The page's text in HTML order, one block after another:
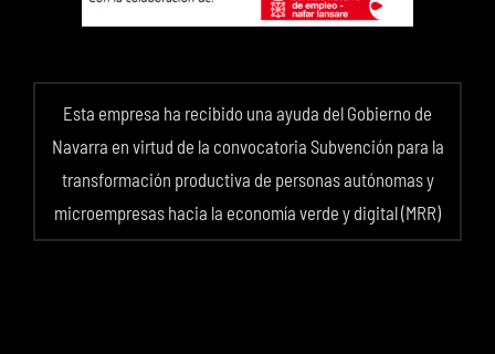
Esta empresa ha recibido una ayuda del Gobierno de
Navarra en virtud de la convocatoria Subvención para la
transformación productiva de personas autónomas y
microempresas hacia la economía verde y digital (MRR)